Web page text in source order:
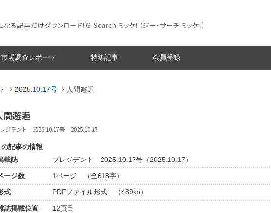
なる記事だけダウンロード！G-Search ミッケ！ （ジー・サーチ ミッケ！）
市場調査レポート 特集記事 会員登録
2025.10.17号 人間邂逅
間邂逅
ジデント 2025.10.17号 2025.10.17
の記事の情報
載誌
プレジデント 2025.10.17号（2025.10.17）
ージ数 1ページ （全618字）
式 PDFファイル形式 （489kb）
誌掲載位置 12頁目